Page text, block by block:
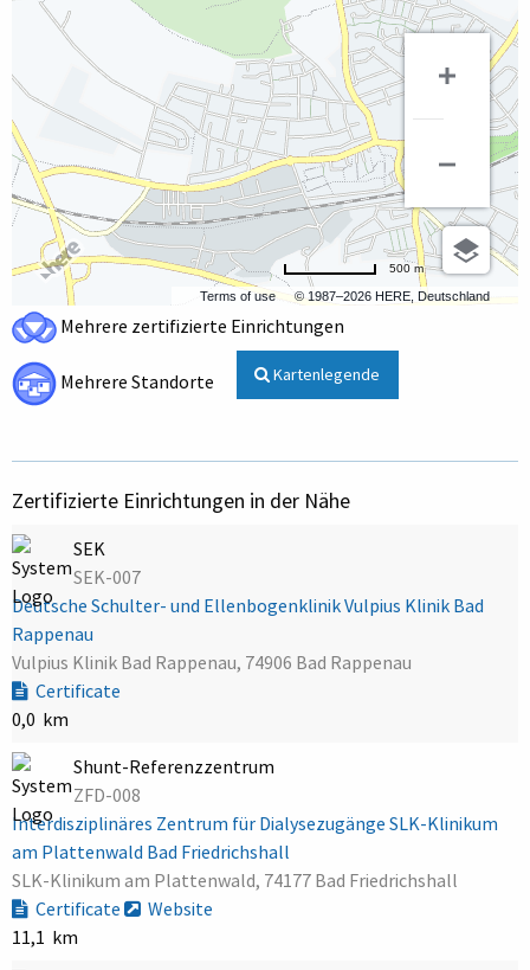
Terms of use © 1987–2026 HERE, Deutschland
500 m
Mehrere zertifizierte Einrichtungen
Mehrere Standorte Kartenlegende
Zertifizierte Einrichtungen in der Nähe
SEK
SEK-007
Deutsche Schulter- und Ellenbogenklinik Vulpius Klinik Bad
Rappenau
Vulpius Klinik Bad Rappenau, 74906 Bad Rappenau
Certificate
0,0 km
Shunt-Referenzzentrum
ZFD-008
Interdisziplinäres Zentrum für Dialysezugänge SLK-Klinikum
am Plattenwald Bad Friedrichshall
SLK-Klinikum am Plattenwald, 74177 Bad Friedrichshall
Certificate
Website
11,1 km